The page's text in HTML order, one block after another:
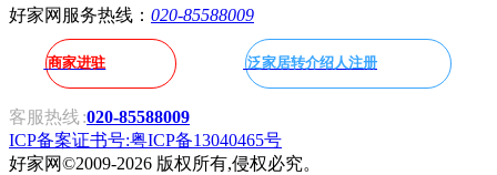
好家网服务热线： 020-85588009
商家进驻 泛家居转介绍人注册
客服热线 :020-85588009
ICP备案证书号:粤ICP备13040465号
好家网©2009-2026 版权所有,侵权必究。